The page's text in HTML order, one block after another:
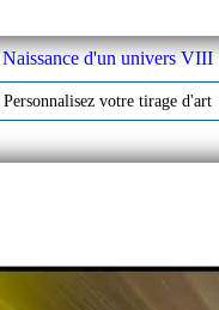
Naissance d'un univers VIII
Personnalisez votre tirage d'art